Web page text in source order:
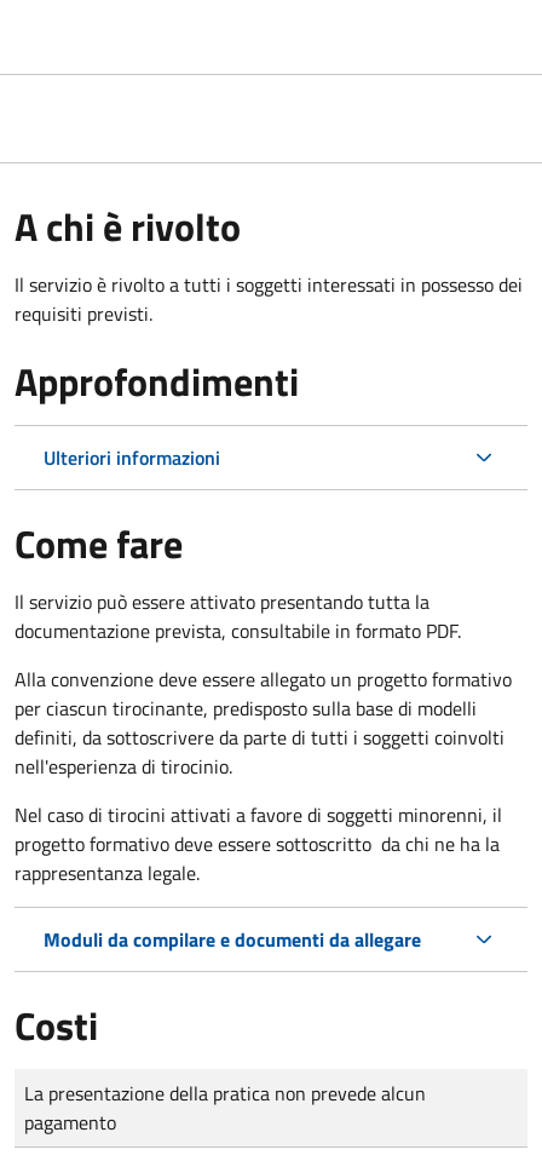
A chi è rivolto
Il servizio è rivolto a tutti i soggetti interessati in possesso dei
requisiti previsti.
Approfondimenti
Ulteriori informazioni
Come fare
Il servizio può essere attivato presentando tutta la
documentazione prevista, consultabile in formato PDF.
Alla convenzione deve essere allegato un progetto formativo
per ciascun tirocinante, predisposto sulla base di modelli
definiti, da sottoscrivere da parte di tutti i soggetti coinvolti
nell'esperienza di tirocinio.
Nel caso di tirocini attivati a favore di soggetti minorenni, il
progetto formativo deve essere sottoscritto da chi ne ha la
rappresentanza legale.
Moduli da compilare e documenti da allegare
Costi
Tipo di pagamento
Importo
La presentazione della pratica non prevede alcun
pagamento